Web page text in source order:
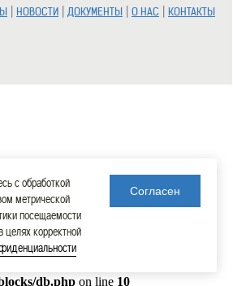
| НОВОСТИ | ДОКУМЕНТЫ | О НАС | КОНТАКТЫ
db.php on line 10
с обработкой
метрической
посещаемости
корректной
Согласен